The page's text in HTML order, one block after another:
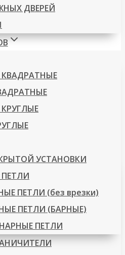
ДВЕРЕЙ
КВАДРАТНЫЕ
КРУГЛЫЕ
УСТАНОВКИ
ПЕТЛИ
ПЕТЛИ (без врезки)
ПЕТЛИ (БАРНЫЕ)
ПЕТЛИ